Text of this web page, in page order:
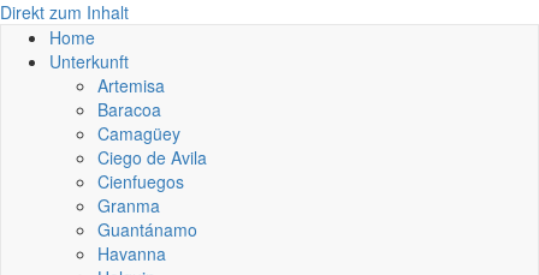
Direkt zum Inhalt
Home
Unterkunft
Artemisa
Baracoa
Camagüey
Ciego de Avila
Cienfuegos
Granma
Guantánamo
Havanna